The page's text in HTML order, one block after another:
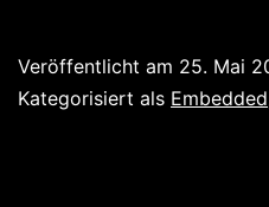
NISE-
Veröffentlicht am 25. Mai
Kategorisiert als Embedded